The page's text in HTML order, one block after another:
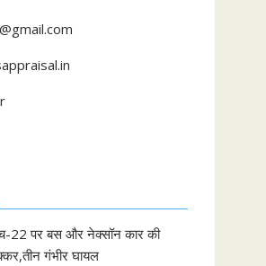
22 पर बस और नेक्सॉन कार की
गंभीर घायल